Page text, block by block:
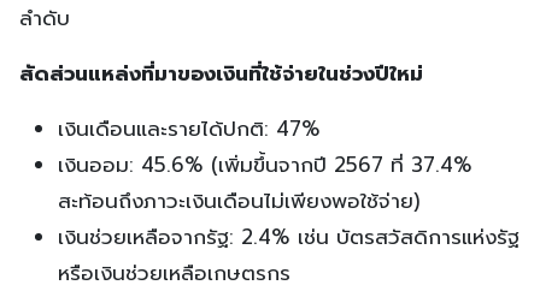
ลำดับ
สัดส่วนแหล่งที่มาของเงินที่ใช้จ่ายในช่วงปีใหม่
เงินเดือนและรายได้ปกติ: 47%
เงินออม: 45.6% (เพิ่มขึ้นจากปี 2567 ที่ 37.4%
สะท้อนถึงภาวะเงินเดือนไม่เพียงพอใช้จ่าย)
เงินช่วยเหลือจากรัฐ: 2.4% เช่น บัตรสวัสดิการแห่งรัฐ
หรือเงินช่วยเหลือเกษตรกร